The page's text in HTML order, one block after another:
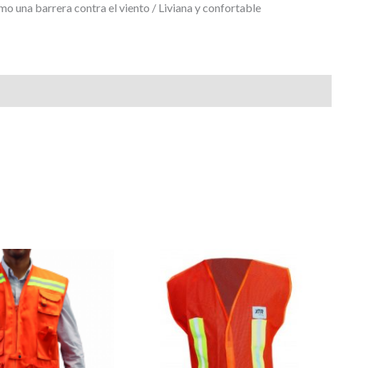
una barrera contra el viento / Liviana y confortable